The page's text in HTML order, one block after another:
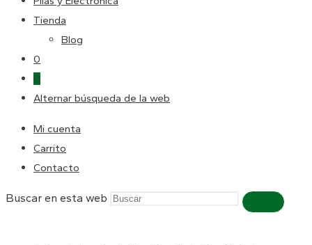
Tienda
Blog
0
0
Alternar búsqueda de la web
Mi cuenta
Carrito
Contacto
Buscar en esta web